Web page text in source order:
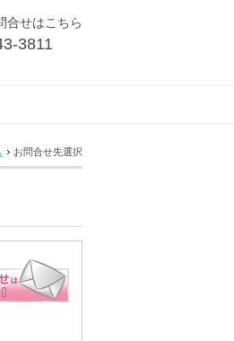
合せはこちら
3811
お問合せ先選択